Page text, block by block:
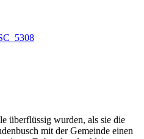
überflüssig wurden, als sie die
mit der Gemeinde einen